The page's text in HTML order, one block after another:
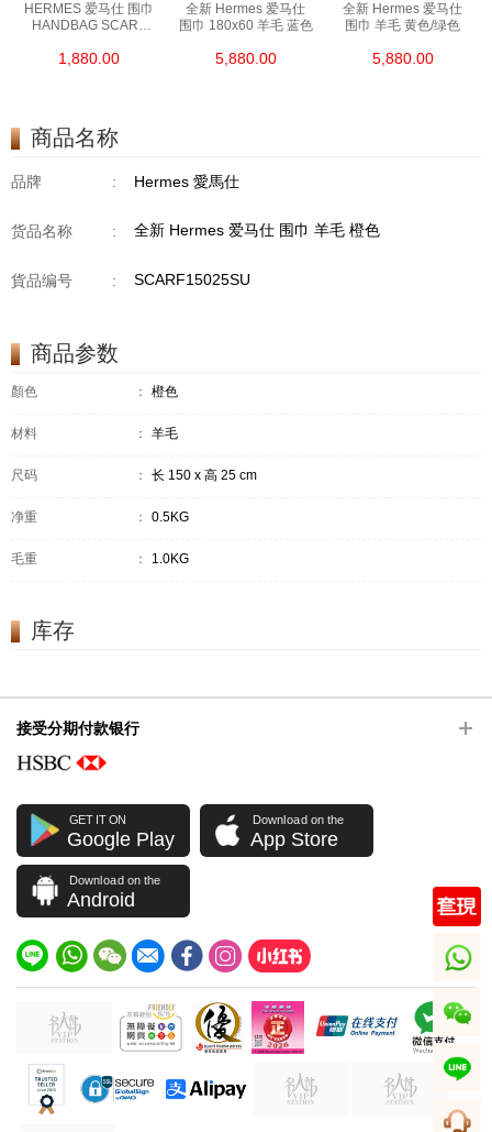
HERMES 爱马仕 围巾
HANDBAG SCARF
1,880.00
全新 Hermes 爱马仕
围巾 180x60 羊毛 蓝色
5,880.00
全新 Hermes 爱马仕
围巾 羊毛 黄色/绿色
5,880.00
商品名称
品牌 : Hermes 愛馬仕
货品名称 : 全新 Hermes 爱马仕 围巾 羊毛 橙色
貨品编号 : SCARF15025SU
商品参数
顏色 ： 橙色
材料 ： 羊毛
尺码 ： 长 150 x 高 25 cm
净重 ： 0.5KG
毛重 ： 1.0KG
库存
接受分期付款银行
GET IT ON
Google Play
Download on the
App Store
Download on the
Android
whatsapp